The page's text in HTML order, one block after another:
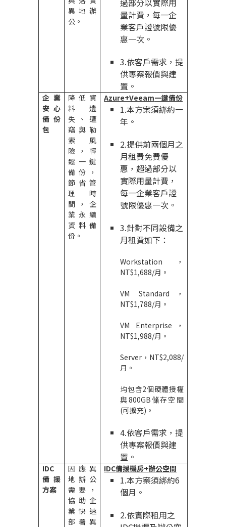
異地辦
公。
過部分以實際用
量計費，每一企
業客戶證號限優
惠一次。
3.依客戶需求，提
供專案報價與建
置。
企業
安心
備份
包
降低資
料遺
失、遭
竊與勒
索風
險，輕
鬆一鍵
備份，
節省管
理時
間，企
業永續
資料備
份。
Azure+Veeam一鍵備份
1.本方案須綁約一
年。
2.提供前兩個月之
月租費免費優
惠，超過部分以
實際用量計費，
每一企業客戶證
號限優惠一次。
3.針對不同設備之
月租費如下：
Workstation ，
NT$1,688/月。
VM Standard ，
NT$1,788/月。
VM Enterprise ，
NT$1,988/月。
Server ， NT$2,088/
月。
均包含2個硬體授權
與800GB儲存空間
(可擴充) 。
4.依客戶需求，提
供專案報價與建
置。
IDC
備援
方案
因應異
地辦公
需要，
協助企
業快速
部署異
IDC備援機房+辦公空間
1.本方案須綁約6
個月。
2.依實際租用之